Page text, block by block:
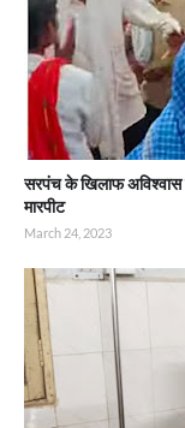
सरपंच के खिलाफ अविश्वास
मारपीट
March 24, 2023